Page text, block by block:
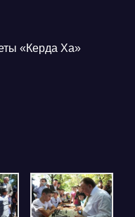
«Керда Ха»